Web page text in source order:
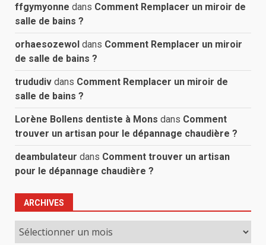
ffgymyonne dans Comment Remplacer un miroir de
salle de bains ?
orhaesozewol dans Comment Remplacer un miroir
de salle de bains ?
trududiv dans Comment Remplacer un miroir de
salle de bains ?
Lorène Bollens dentiste à Mons dans Comment
trouver un artisan pour le dépannage chaudière ?
deambulateur dans Comment trouver un artisan
pour le dépannage chaudière ?
ARCHIVES
Archives